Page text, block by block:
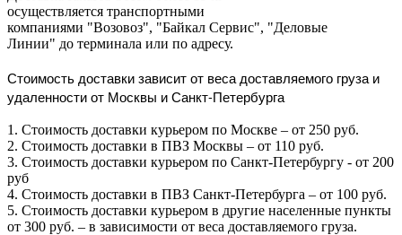
осуществляется транспортными
компаниями "Возовоз", "Байкал Сервис", "Деловые
Линии" до терминала или по адресу.
Стоимость доставки зависит от веса доставляемого груза и
удаленности от Москвы и Санкт-Петербурга
1. Стоимость доставки курьером по Москве – от 250 руб.
2. Стоимость доставки в ПВЗ Москвы – от 110 руб.
3. Стоимость доставки курьером по Санкт-Петербургу - от 200
руб
4. Стоимость доставки в ПВЗ Санкт-Петербурга – от 100 руб.
5. Стоимость доставки курьером в другие населенные пункты
от 300 руб. – в зависимости от веса доставляемого груза.